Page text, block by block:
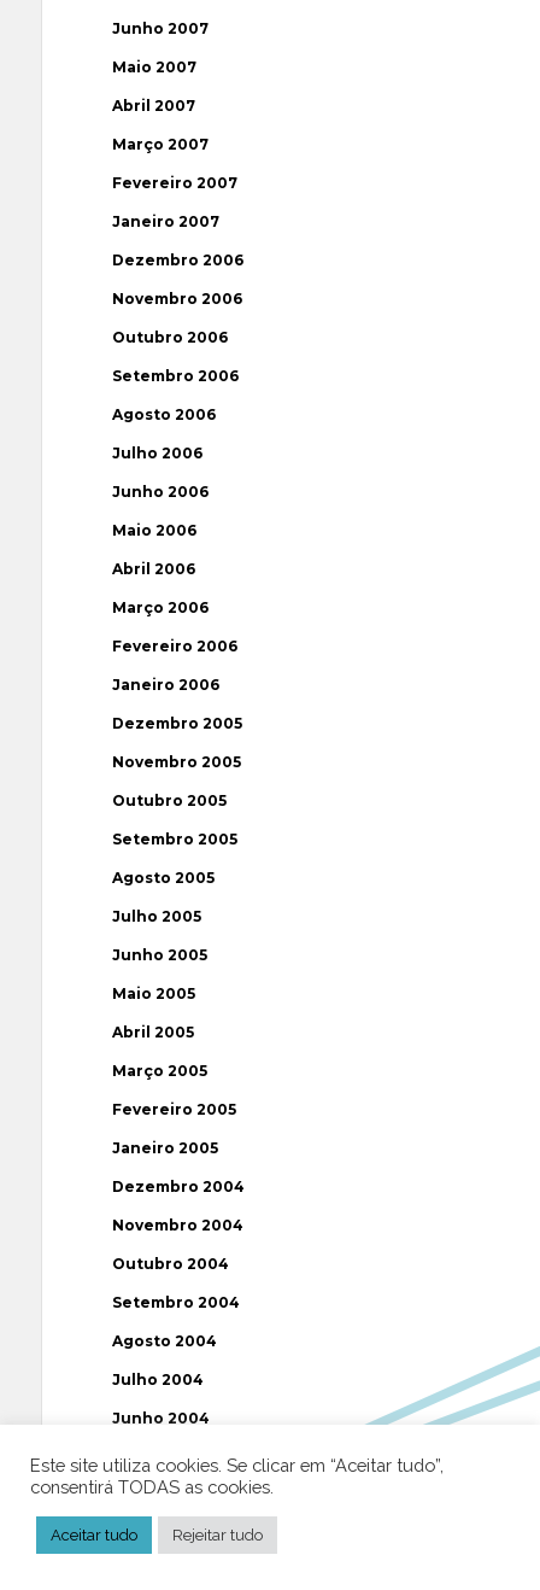
Junho 2007
Maio 2007
Abril 2007
Março 2007
Fevereiro 2007
Janeiro 2007
Dezembro 2006
Novembro 2006
Outubro 2006
Setembro 2006
Agosto 2006
Julho 2006
Junho 2006
Maio 2006
Abril 2006
Março 2006
Fevereiro 2006
Janeiro 2006
Dezembro 2005
Novembro 2005
Outubro 2005
Setembro 2005
Agosto 2005
Julho 2005
Junho 2005
Maio 2005
Abril 2005
Março 2005
Fevereiro 2005
Janeiro 2005
Dezembro 2004
Novembro 2004
Outubro 2004
Setembro 2004
Agosto 2004
Julho 2004
Junho 2004
Maio 2004
Abril 2004
Março 2004
Este site utiliza cookies. Se clicar em “Aceitar tudo”,
consentirá TODAS as cookies.
Aceitar tudo Rejeitar tudo